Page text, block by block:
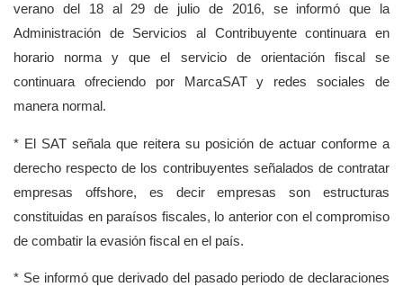
verano del 18 al 29 de julio de 2016, se informó que la
Administración de Servicios al Contribuyente continuara en
horario norma y que el servicio de orientación fiscal se
continuara ofreciendo por MarcaSAT y redes sociales de
manera normal.
* El SAT señala que reitera su posición de actuar conforme a
derecho respecto de los contribuyentes señalados de contratar
empresas offshore, es decir empresas son estructuras
constituidas en paraísos fiscales, lo anterior con el compromiso
de combatir la evasión fiscal en el país.
* Se informó que derivado del pasado periodo de declaraciones